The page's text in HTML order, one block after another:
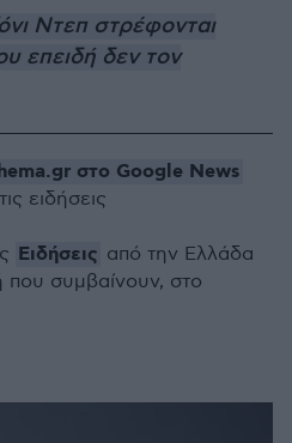
Ντεπ στρέφονται
επειδή δεν τον
στο Google News
ειδήσεις
Ειδήσεις από την Ελλάδα
που συμβαίνουν, στο